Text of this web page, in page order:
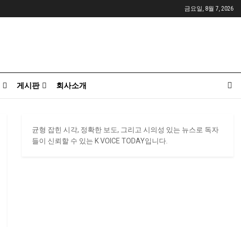
금요일, 8월 7, 2026
게시판 회사소개
균형 잡힌 시각, 정확한 보도, 그리고 시의성 있는 뉴스로 독자
들이 신뢰할 수 있는 K VOICE TODAY입니다.